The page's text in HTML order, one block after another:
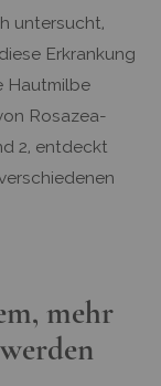
untersucht,
Erkrankung
Hautmilbe
Rosazea-
2, entdeckt
mehr